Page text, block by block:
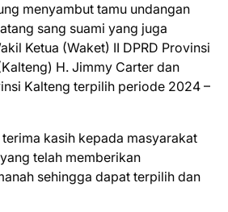
menyambut tamu undangan
sang suami yang juga
Ketua (Waket) II DPRD Provinsi
H. Jimmy Carter dan
Kalteng terpilih periode 2024 –
kasih kepada masyarakat
telah memberikan
sehingga dapat terpilih dan